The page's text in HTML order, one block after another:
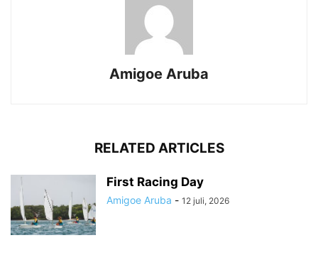
Amigoe Aruba
RELATED ARTICLES
First Racing Day
Amigoe Aruba - 12 juli, 2026